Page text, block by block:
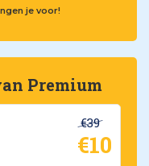
je voor!
Premium
€39
€10